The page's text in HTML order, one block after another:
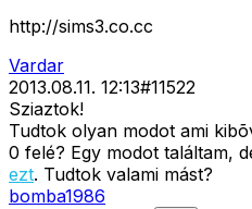
http://sims3.co.cc
Vardar
2013.08.11. 12:13#11522
Sziaztok!
Tudtok olyan modot ami
0 felé? Egy modot találtam,
ezt. Tudtok valami mást?
bomba1986